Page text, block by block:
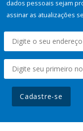
dados pessoais sejam
assinar as atualizações
Cadastre-se